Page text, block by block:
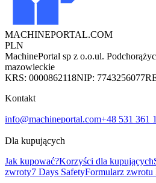
MACHINEPORTAL.COM
PLN
MachinePortal sp z o.o.ul.
mazowieckie
KRS: 0000862118NIP: 7743256077
Kontakt
info@machineportal.com+48 531 361
Dla kupujących
Jak kupować?Korzyści dla kupujących
zwroty7 Days SafetyFormularz zwrotu